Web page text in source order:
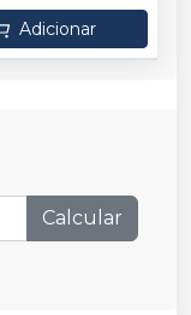
Adicionar
Calcular